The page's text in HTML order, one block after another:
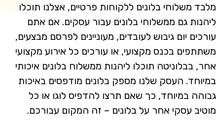
מלבד משלוחי בלונים ללקוחות פרטיים, אצלנו תוכלו
ליהנות גם ממשלוחי בלונים עבור עסקים. אם אתם
עורכים יום גיבוש לעובדים, מעוניינים לפרסם מבצעים,
משתתפים בכנס מקצועי, או עורכים כל אירוע מקצועי
אחר, בבלוניטה תוכלו ליהנות ממשלוח בלונים איכותי
במיוחד. העסק שלנו מספק בלונים מודפסים באיכות
גבוהה במיוחד, כך שאם תרצו להדפיס לוגו או כל
מוטיב עסקי אחר על בלונים – זה המקום עבורכם.